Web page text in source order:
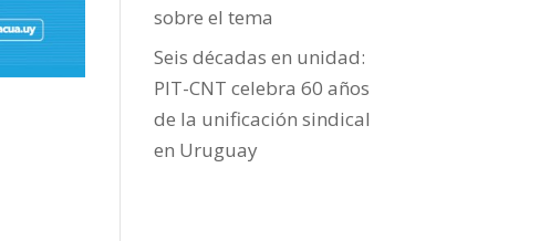
sobre el tema
Seis décadas en unidad:
PIT-CNT celebra 60 años
de la unificación sindical
en Uruguay